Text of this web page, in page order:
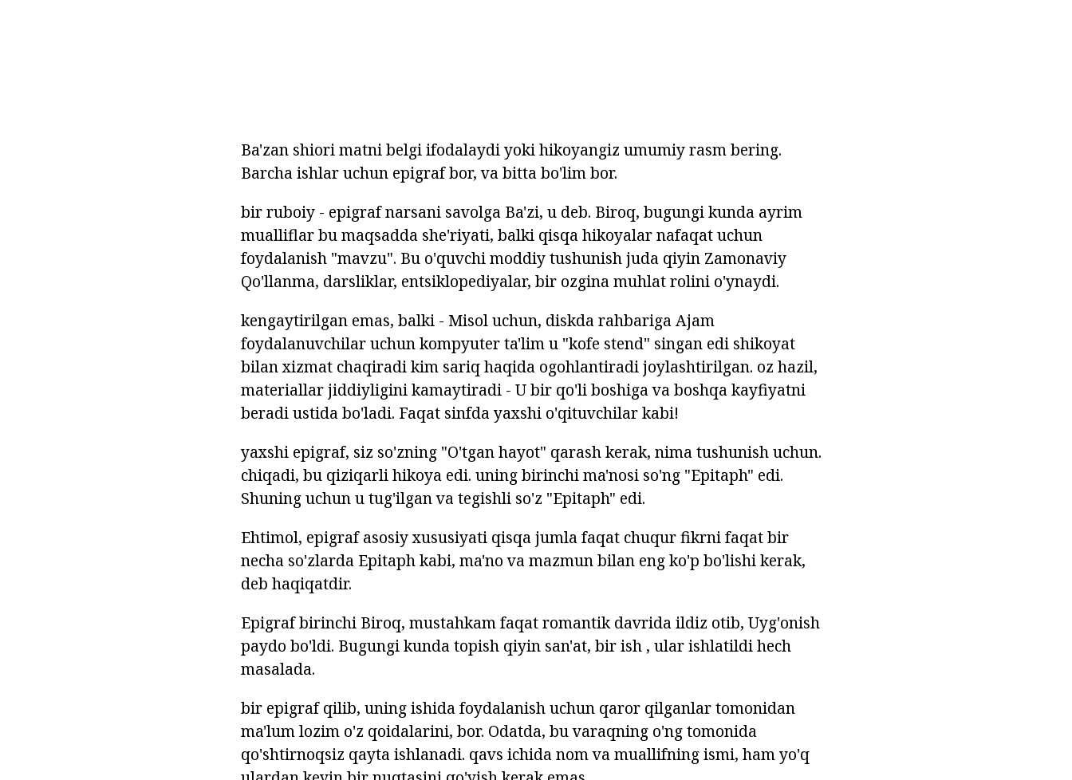
Ba'zan shiori matni belgi ifodalaydi yoki hikoyangiz umumiy rasm bering.
Barcha ishlar uchun epigraf bor, va bitta bo'lim bor.
bir ruboiy - epigraf narsani savolga Ba'zi, u deb. Biroq, bugungi kunda ayrim
mualliflar bu maqsadda she'riyati, balki qisqa hikoyalar nafaqat uchun
foydalanish "mavzu". Bu o'quvchi moddiy tushunish juda qiyin Zamonaviy
Qo'llanma, darsliklar, entsiklopediyalar, bir ozgina muhlat rolini o'ynaydi.
kengaytirilgan emas, balki - Misol uchun, diskda rahbariga Ajam
foydalanuvchilar uchun kompyuter ta'lim u "kofe stend" singan edi shikoyat
bilan xizmat chaqiradi kim sariq haqida ogohlantiradi joylashtirilgan. oz hazil,
materiallar jiddiyligini kamaytiradi - U bir qo'li boshiga va boshqa kayfiyatni
beradi ustida bo'ladi. Faqat sinfda yaxshi o'qituvchilar kabi!
yaxshi epigraf, siz so'zning "O'tgan hayot" qarash kerak, nima tushunish uchun.
chiqadi, bu qiziqarli hikoya edi. uning birinchi ma'nosi so'ng "Epitaph" edi.
Shuning uchun u tug'ilgan va tegishli so'z "Epitaph" edi.
Ehtimol, epigraf asosiy xususiyati qisqa jumla faqat chuqur fikrni faqat bir
necha so'zlarda Epitaph kabi, ma'no va mazmun bilan eng ko'p bo'lishi kerak,
deb haqiqatdir.
Epigraf birinchi Biroq, mustahkam faqat romantik davrida ildiz otib, Uyg'onish
paydo bo'ldi. Bugungi kunda topish qiyin san'at, bir ish , ular ishlatildi hech
masalada.
bir epigraf qilib, uning ishida foydalanish uchun qaror qilganlar tomonidan
ma'lum lozim o'z qoidalarini, bor. Odatda, bu varaqning o'ng tomonida
qo'shtirnoqsiz qayta ishlanadi. qavs ichida nom va muallifning ismi, ham yo'q